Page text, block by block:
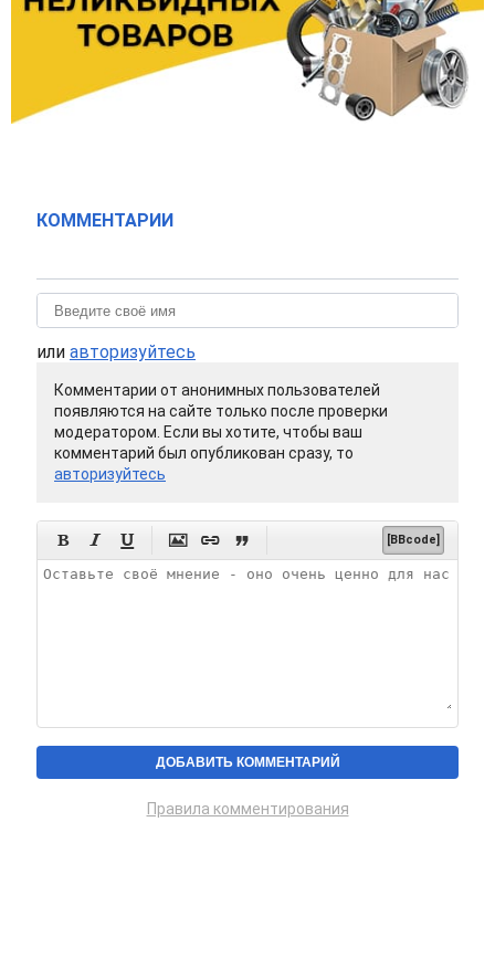
КОММЕНТАРИИ
или авторизуйтесь
Комментарии от анонимных пользователей
появляются на сайте только после проверки
модератором. Если вы хотите, чтобы ваш
комментарий был опубликован сразу, то
авторизуйтесь
      [BBcode]
Правила комментирования